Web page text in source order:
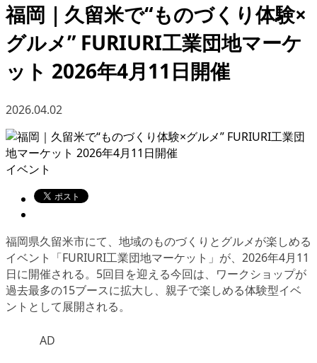
福岡｜久留米で“ものづくり体験×
グルメ” FURIURI工業団地マーケ
ット 2026年4月11日開催
2026.04.02
イベント
福岡県久留米市にて、地域のものづくりとグルメが楽しめる
イベント「FURIURI工業団地マーケット」が、2026年4月11
日に開催される。5回目を迎える今回は、ワークショップが
過去最多の15ブースに拡大し、親子で楽しめる体験型イベ
ントとして展開される。
AD